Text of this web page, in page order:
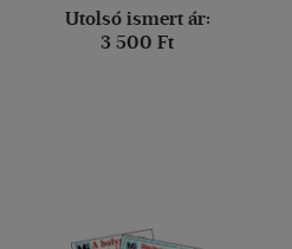
Utolsó ismert ár:
3 500 Ft